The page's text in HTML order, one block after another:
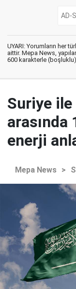
UYARI: Yorumların her
aittir. Mepa News,
600 karakterle (boşluklu)
Suriye
arasında
enerji
Mepa News >